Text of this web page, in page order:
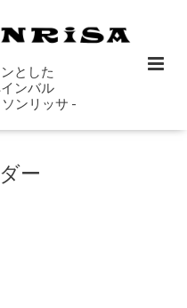
とした
ンバル
ンリッサ -
ー